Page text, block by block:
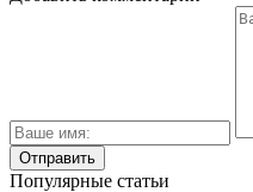
Популярные статьи